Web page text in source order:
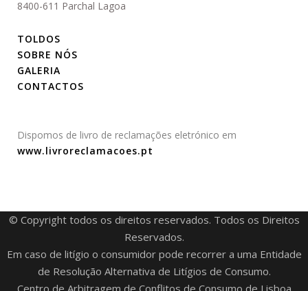
8400-611 Parchal Lagoa
TOLDOS
SOBRE NÓS
GALERIA
CONTACTOS
Dispomos de livro de reclamações eletrónico em
www.livroreclamacoes.pt
© Copyright todos os direitos reservados. Todos os Direitos
Reservados.
Em caso de litígio o consumidor pode recorrer a uma Entidade
de Resolução Alternativa de Litígios de Consumo.
Centro de Arbitragem de Conflitos de Consumo de Lisboa